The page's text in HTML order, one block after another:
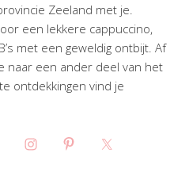
Zeeland met je.
een lekkere cappuccino,
met een geweldig ontbijt. Af
naar een ander deel van het
ontdekkingen vind je